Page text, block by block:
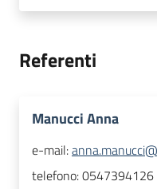
Referenti
Manucci Anna
e-mail:
telefono:0547394126